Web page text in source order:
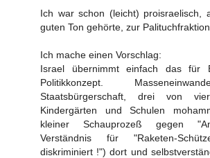
Ich war schon (leicht) proisraelisch,
guten Ton gehörte, zur
Ich mache einen Vorschlag:
Israel übernimmt einfach das für
Politikkonzept.
Staatsbürgerschaft, drei von
Kindergärten und Schulen
kleiner Schauprozeß gegen
Verständnis für "Raketen-
diskriminiert !") dort und